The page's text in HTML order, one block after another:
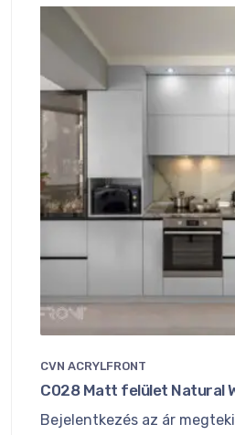
CVN ACRYLFRONT
C028 Matt felület Natural
Bejelentkezés az ár